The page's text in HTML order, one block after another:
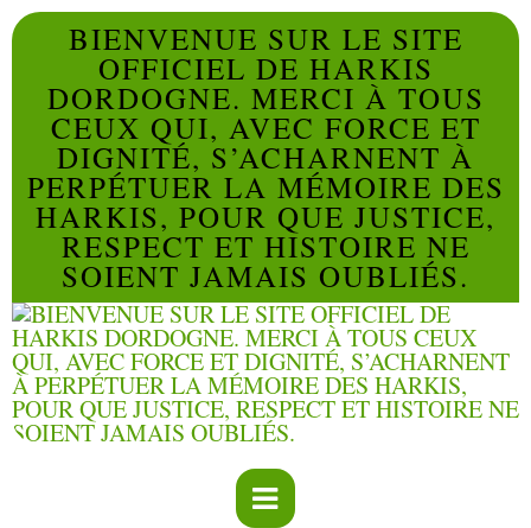
BIENVENUE SUR LE SITE
OFFICIEL DE HARKIS
DORDOGNE. MERCI À TOUS
CEUX QUI, AVEC FORCE ET
DIGNITÉ, S’ACHARNENT À
PERPÉTUER LA MÉMOIRE DES
HARKIS, POUR QUE JUSTICE,
RESPECT ET HISTOIRE NE
SOIENT JAMAIS OUBLIÉS.